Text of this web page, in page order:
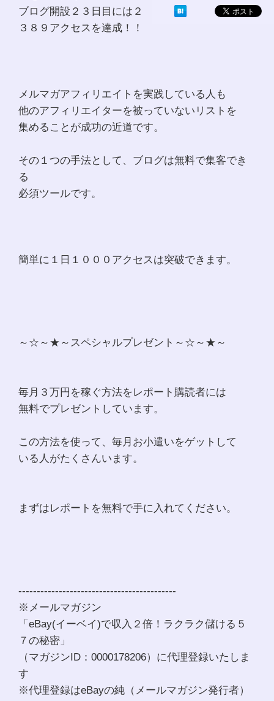
ブログ開設２３日目には２
３８９アクセスを達成！！
メルマガアフィリエイトを実践している人も
他のアフィリエイターを被っていないリストを
集めることが成功の近道です。
その１つの手法として、ブログは無料で集客でき
る
必須ツールです。
簡単に１日１０００アクセスは突破できます。
～☆～★～スペシャルプレゼント～☆～★～
毎月３万円を稼ぐ方法をレポート購読者には
無料でプレゼントしています。
この方法を使って、毎月お小遣いをゲットして
いる人がたくさんいます。
まずはレポートを無料で手に入れてください。
-------------------------------------------
※メールマガジン
「eBay(イーベイ)で収入２倍！ラクラク儲ける５
７の秘密」
（マガジンID：0000178206）に代理登録いたしま
す
※代理登録はeBayの純（メールマガジン発行者）